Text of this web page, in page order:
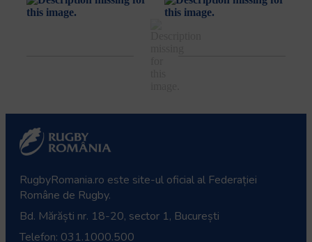
RugbyRomania.ro este site-ul oficial al Federației
Române de Rugby.
Bd. Mărăști nr. 18-20, sector 1, București
Telefon: 031.1000.500